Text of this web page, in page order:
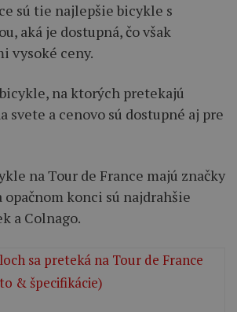
sú tie najlepšie bicykle s
aká je dostupná, čo však
vysoké ceny.
na ktorých pretekajú
svete a cenovo sú dostupné aj pre
na Tour de France majú značky
opačnom konci sú najdrahšie
a Colnago.